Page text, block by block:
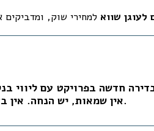
לעוגן שווא למחירי שוק, ומדביקים
אין שמאות, יש הנחה. אין בדיקה, יש עיוורון ממוסד.